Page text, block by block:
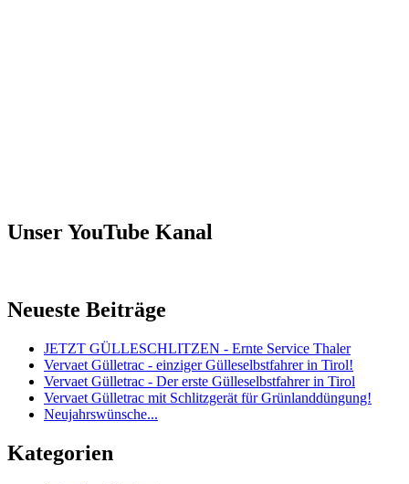
Unser YouTube Kanal
Neueste Beiträge
JETZT GÜLLESCHLITZEN - Ernte Service Thaler
Vervaet Gülletrac - einziger Gülleselbstfahrer in Tirol!
Vervaet Gülletrac - Der erste Gülleselbstfahrer in Tirol
Vervaet Gülletrac mit Schlitzgerät für Grünlanddüngung!
Neujahrswünsche...
Kategorien